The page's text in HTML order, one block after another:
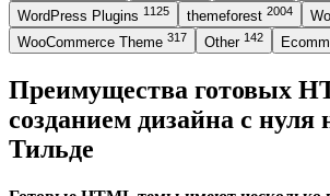
WordPress Plugins 1125 themeforest 2004
WooCommerce Theme 317 Other 142
Преимущества готовых
созданием дизайна с
Тильде